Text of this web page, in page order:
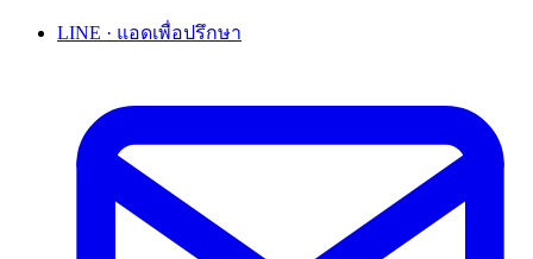
LINE · แอดเพื่อปรึกษา